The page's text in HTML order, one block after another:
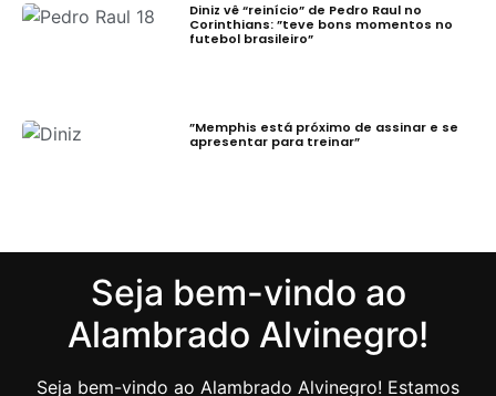
Diniz vê “reinício” de Pedro Raul no
Corinthians: ”teve bons momentos no
futebol brasileiro”
”Memphis está próximo de assinar e se
apresentar para treinar”
Seja bem-vindo ao
Alambrado Alvinegro!
Seja bem-vindo ao Alambrado Alvinegro! Estamos